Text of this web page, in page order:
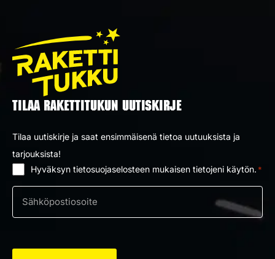
TILAA RAKETTITUKUN UUTISKIRJE
Tilaa uutiskirje ja saat ensimmäisenä tietoa uutuuksista ja
tarjouksista!
Hyväksyn tietosuojaselosteen mukaisen tietojeni käytön. *
Sähköposti